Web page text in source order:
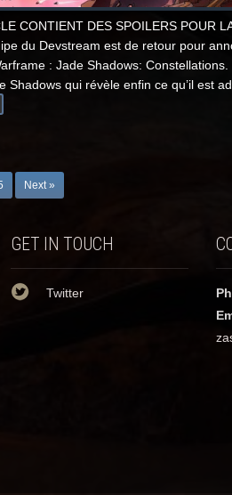
CONTIENT DES SPOILERS POUR
du Devstream est de retour pour
: Jade Shadows: Constellations.
Shadows qui révèle enfin ce qu’il est
Next »
GET IN TOUCH
Twitter